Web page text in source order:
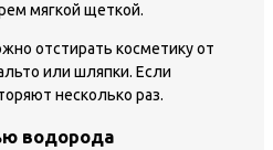
мягкой щеткой.
отстирать косметику от
или шляпки. Если
несколько раз.
водорода